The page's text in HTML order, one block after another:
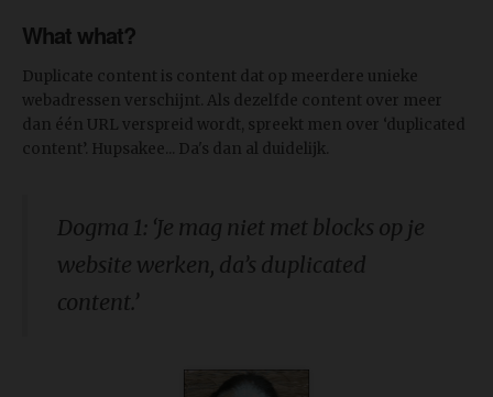
What what?
Duplicate content is content dat op meerdere unieke
webadressen verschijnt. Als dezelfde content over meer
dan één URL verspreid wordt, spreekt men over ‘duplicated
content’. Hupsakee... Da's dan al duidelijk.
Dogma 1: ‘Je mag niet met blocks op je
website werken, da’s duplicated
content.’